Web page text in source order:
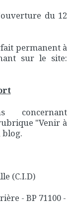
du 12
permanent à
sur le site:
concernant
"Venir à
blog.
(C.I.D)
- BP 71100 -